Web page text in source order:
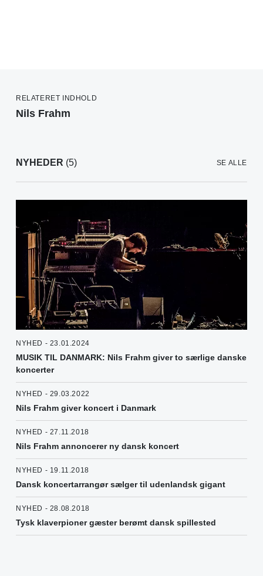
RELATERET INDHOLD
Nils Frahm
NYHEDER (5) SE ALLE
NYHED - 23.01.2024
MUSIK TIL DANMARK: Nils Frahm giver to særlige danske
koncerter
NYHED - 29.03.2022
Nils Frahm giver koncert i Danmark
NYHED - 27.11.2018
Nils Frahm annoncerer ny dansk koncert
NYHED - 19.11.2018
Dansk koncertarrangør sælger til udenlandsk gigant
NYHED - 28.08.2018
Tysk klaverpioner gæster berømt dansk spillested